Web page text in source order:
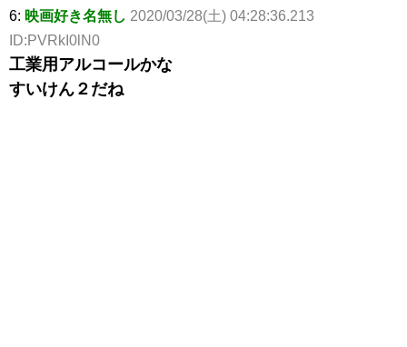
6: 映画好き名無し 2020/03/28(土) 04:28:36.213
ID:PVRkI0lN0
工業用アルコールかな
すいけん２だね